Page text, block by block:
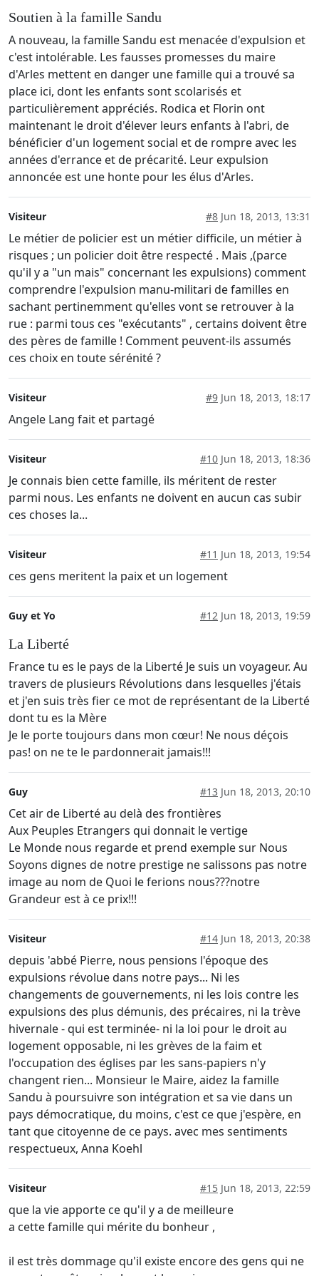
Soutien à la famille Sandu
A nouveau, la famille Sandu est menacée d'expulsion et
c'est intolérable. Les fausses promesses du maire
d'Arles mettent en danger une famille qui a trouvé sa
place ici, dont les enfants sont scolarisés et
particulièrement appréciés. Rodica et Florin ont
maintenant le droit d'élever leurs enfants à l'abri, de
bénéficier d'un logement social et de rompre avec les
années d'errance et de précarité. Leur expulsion
annoncée est une honte pour les élus d'Arles.
Visiteur #8 Jun 18, 2013, 13:31
Le métier de policier est un métier difficile, un métier à
risques ; un policier doit être respecté . Mais ,(parce
qu'il y a "un mais" concernant les expulsions) comment
comprendre l'expulsion manu-militari de familles en
sachant pertinemment qu'elles vont se retrouver à la
rue : parmi tous ces "exécutants" , certains doivent être
des pères de famille ! Comment peuvent-ils assumés
ces choix en toute sérénité ?
Visiteur #9 Jun 18, 2013, 18:17
Angele Lang fait et partagé
Visiteur #10 Jun 18, 2013, 18:36
Je connais bien cette famille, ils méritent de rester
parmi nous. Les enfants ne doivent en aucun cas subir
ces choses la...
Visiteur #11 Jun 18, 2013, 19:54
ces gens meritent la paix et un logement
Guy et Yo #12 Jun 18, 2013, 19:59
La Liberté
France tu es le pays de la Liberté Je suis un voyageur. Au
travers de plusieurs Révolutions dans lesquelles j'étais
et j'en suis très fier ce mot de représentant de la Liberté
dont tu es la Mère
Je le porte toujours dans mon cœur! Ne nous déçois
pas! on ne te le pardonnerait jamais!!!
Guy #13 Jun 18, 2013, 20:10
Cet air de Liberté au delà des frontières
Aux Peuples Etrangers qui donnait le vertige
Le Monde nous regarde et prend exemple sur Nous
Soyons dignes de notre prestige ne salissons pas notre
image au nom de Quoi le ferions nous???notre
Grandeur est à ce prix!!!
Visiteur #14 Jun 18, 2013, 20:38
depuis 'abbé Pierre, nous pensions l'époque des
expulsions révolue dans notre pays... Ni les
changements de gouvernements, ni les lois contre les
expulsions des plus démunis, des précaires, ni la trève
hivernale - qui est terminée- ni la loi pour le droit au
logement opposable, ni les grèves de la faim et
l'occupation des églises par les sans-papiers n'y
changent rien... Monsieur le Maire, aidez la famille
Sandu à poursuivre son intégration et sa vie dans un
pays démocratique, du moins, c'est ce que j'espère, en
tant que citoyenne de ce pays. avec mes sentiments
respectueux, Anna Koehl
Visiteur #15 Jun 18, 2013, 22:59
que la vie apporte ce qu'il y a de meilleure
a cette famille qui mérite du bonheur ,
il est très dommage qu'il existe encore des gens qui ne